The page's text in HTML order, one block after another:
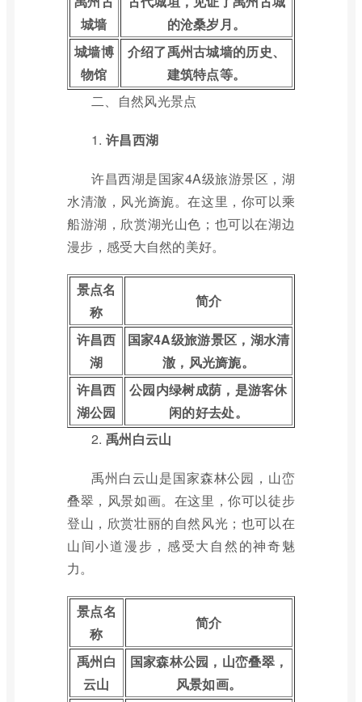
城墙
的沧桑岁月。
城墙博
物馆
介绍了禹州古城墙的历史、
建筑特点等。
二、自然风光景点
1. 许昌西湖
许昌西湖是国家4A级旅游景区，湖
水清澈，风光旖旎。在这里，你可以乘
船游湖，欣赏湖光山色；也可以在湖边
漫步，感受大自然的美好。
景点名
称
简介
许昌西
湖
国家4A级旅游景区，湖水清
澈，风光旖旎。
许昌西
湖公园
公园内绿树成荫，是游客休
闲的好去处。
2. 禹州白云山
禹州白云山是国家森林公园，山峦
叠翠，风景如画。在这里，你可以徒步
登山，欣赏壮丽的自然风光；也可以在
山间小道漫步，感受大自然的神奇魅
力。
景点名
称
简介
禹州白
云山
国家森林公园，山峦叠翠，
风景如画。